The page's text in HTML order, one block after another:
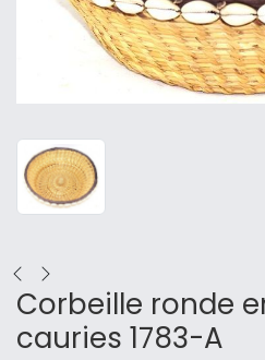
Corbeille ronde
cauries 1783-A